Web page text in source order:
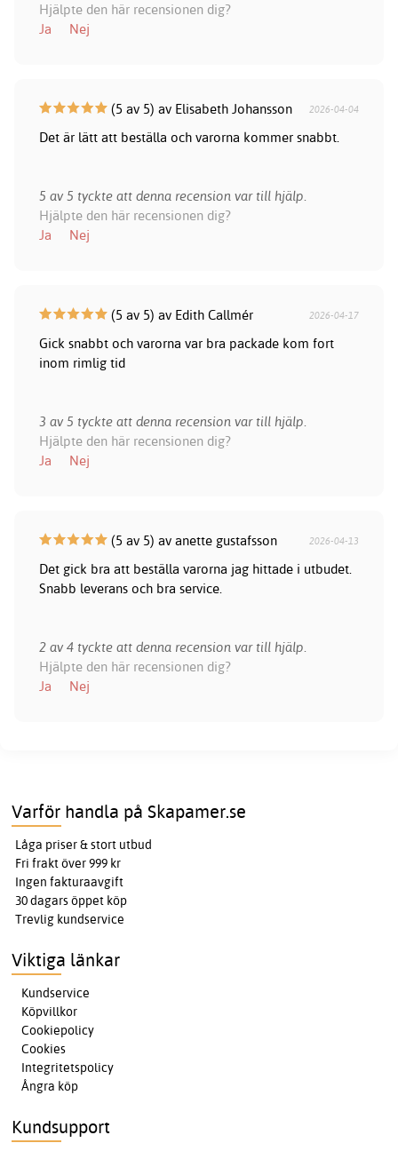
Hjälpte den här recensionen dig?
Ja
Nej
(5 av 5) av Elisabeth Johansson 2026-04-04
Det är lätt att beställa och varorna kommer snabbt.
5 av 5 tyckte att denna recension var till hjälp.
Hjälpte den här recensionen dig?
Ja
Nej
(5 av 5) av Edith Callmér 2026-04-17
Gick snabbt och varorna var bra packade kom fort
inom rimlig tid
3 av 5 tyckte att denna recension var till hjälp.
Hjälpte den här recensionen dig?
Ja
Nej
(5 av 5) av anette gustafsson 2026-04-13
Det gick bra att beställa varorna jag hittade i utbudet.
Snabb leverans och bra service.
2 av 4 tyckte att denna recension var till hjälp.
Hjälpte den här recensionen dig?
Ja
Nej
Varför handla på Skapamer.se
Låga priser & stort utbud
Fri frakt över 999 kr
Ingen fakturaavgift
30 dagars öppet köp
Trevlig kundservice
Viktiga länkar
Kundservice
Köpvillkor
Cookiepolicy
Cookies
Integritetspolicy
Ångra köp
Kundsupport